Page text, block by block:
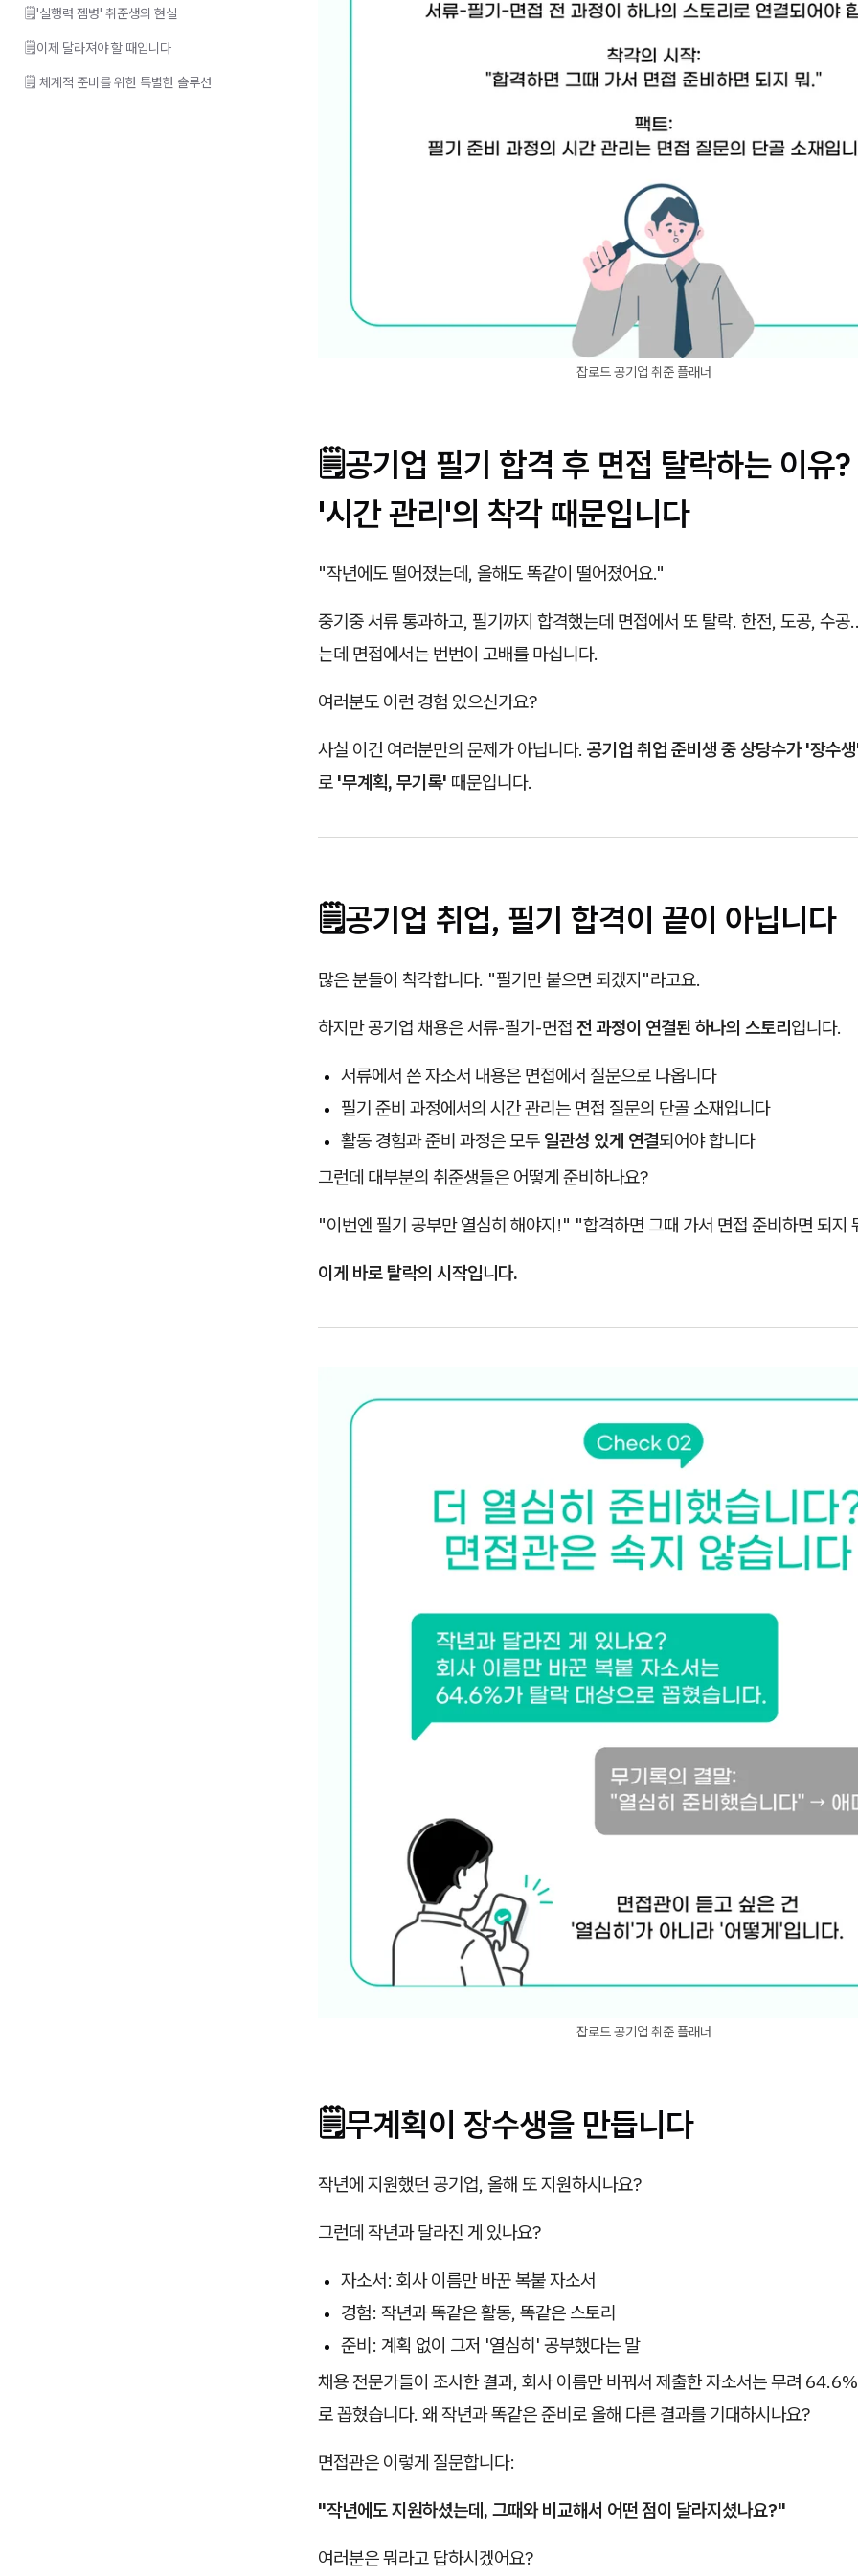
잡로드 공기업 취준 플래너
🗒️공기업 필기 합격 후 면접 탈락하는 이유?
'시간 관리'의 착각 때문입니다
"작년에도 떨어졌는데, 올해도 똑같이 떨어졌어요."
중기중 서류 통과하고, 필기까지 합격했는데 면접에서 또 탈락. 한전, 도공, 수공
는데 면접에서는 번번이 고배를 마십니다.
여러분도 이런 경험 있으신가요?
사실 이건 여러분만의 문제가 아닙니다. 공기업 취업 준비생 중 상당수가 '장수
로 '무계획, 무기록' 때문입니다.
🗒️공기업 취업, 필기 합격이 끝이 아닙니다
많은 분들이 착각합니다. "필기만 붙으면 되겠지"라고요.
하지만 공기업 채용은 서류-필기-면접 전 과정이 연결된 하나의 스토리입니다.
서류에서 쓴 자소서 내용은 면접에서 질문으로 나옵니다
필기 준비 과정에서의 시간 관리는 면접 질문의 단골 소재입니다
활동 경험과 준비 과정은 모두 일관성 있게 연결되어야 합니다
그런데 대부분의 취준생들은 어떻게 준비하나요?
"이번엔 필기 공부만 열심히 해야지!" "합격하면 그때 가서 면접 준비하면 되지
이게 바로 탈락의 시작입니다.
잡로드 공기업 취준 플래너
🗒️무계획이 장수생을 만듭니다
작년에 지원했던 공기업, 올해 또 지원하시나요?
그런데 작년과 달라진 게 있나요?
자소서: 회사 이름만 바꾼 복붙 자소서
경험: 작년과 똑같은 활동, 똑같은 스토리
준비: 계획 없이 그저 '열심히' 공부했다는 말
채용 전문가들이 조사한 결과, 회사 이름만 바꿔서 제출한 자소서는 무려
로 꼽혔습니다. 왜 작년과 똑같은 준비로 올해 다른 결과를 기대하시나요?
면접관은 이렇게 질문합니다:
"작년에도 지원하셨는데, 그때와 비교해서 어떤 점이 달라지셨나요?"
여러분은 뭐라고 답하시겠어요?
🗒️'실행력 젬병' 취준생의 현실
🗒️이제 달라져야 할 때입니다
🗒️ 체계적 준비를 위한 특별한 솔루션